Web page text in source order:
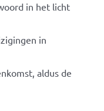
in het licht
in
aldus de